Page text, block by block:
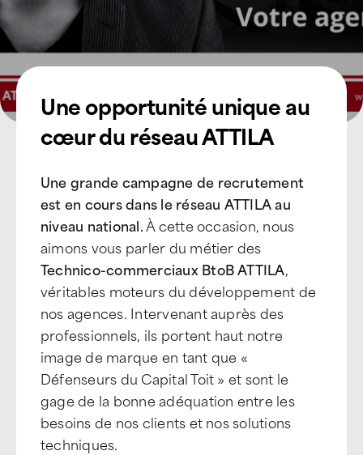
Une opportunité unique au
cœur du réseau ATTILA
Une grande campagne de recrutement
est en cours dans le réseau ATTILA au
niveau national.À cette occasion, nous
aimons vous parler du métier des
Technico-commerciaux BtoB ATTILA,
véritables moteurs du développement de
nos agences. Intervenant auprès des
professionnels, ils portent haut notre
image de marque en tant que «
Défenseurs du Capital Toit » et sont le
gage de la bonne adéquation entre les
besoins de nos clients et nos solutions
techniques.